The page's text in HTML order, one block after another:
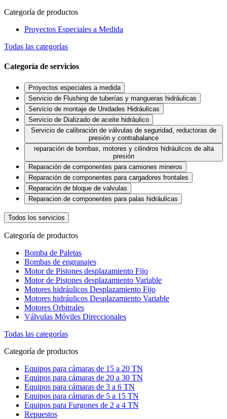
Categoría de productos
Proyectos Especiales a Medida
Todas las categorías
Categoría de servicios
Proyectos especiales a medida
Servicio de Flushing de tuberías y mangueras hidráulicas
Servicio de montaje de Unidades Hidráulicas
Servicio de Dializado de aceite hidráulico
Servicio de calibración de válvulas de seguridad, reductoras de
presión y contrabalance
reparación de bombas, motores y cilindros hidráulicos de alta
presión
Reparación de componentes para camiones mineros
Reparación de componentes para cargadores frontales
Reparación de bloque de valvulas
Reparacion de componentes para palas hidráulicas
Todos los servicios
Categoría de productos
Bomba de Paletas
Bombas de engranajes
Motor de Pistones desplazamiento Fijo
Motor de Pistones desplazamiento Variable
Motores hidráulicos Desplazamiento Fijo
Motores hidráulicos Desplazamiento Variable
Motores Orbitrales
Válvulas Móviles Direccionales
Todas las categorías
Categoría de productos
Equipos para cámaras de 15 a 20 TN
Equipos para cámaras de 20 a 30 TN
Equipos para cámaras de 3 a 6 TN
Equipos para cámaras de 5 a 15 TN
Equipos para Furgones de 2 a 4 TN
Repuestos